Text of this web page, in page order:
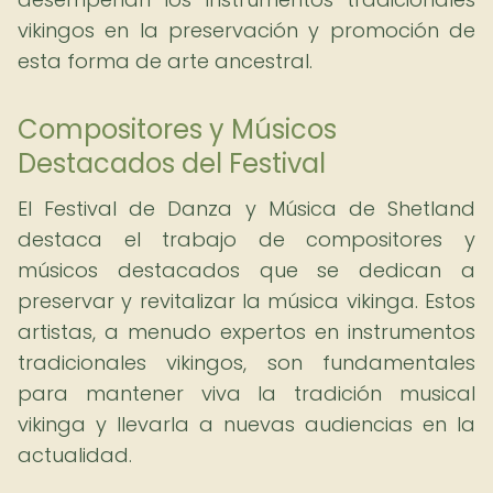
vikingos en la preservación y promoción de
esta forma de arte ancestral.
Compositores y Músicos
Destacados del Festival
El Festival de Danza y Música de Shetland
destaca el trabajo de compositores y
músicos destacados que se dedican a
preservar y revitalizar la música vikinga. Estos
artistas, a menudo expertos en instrumentos
tradicionales vikingos, son fundamentales
para mantener viva la tradición musical
vikinga y llevarla a nuevas audiencias en la
actualidad.